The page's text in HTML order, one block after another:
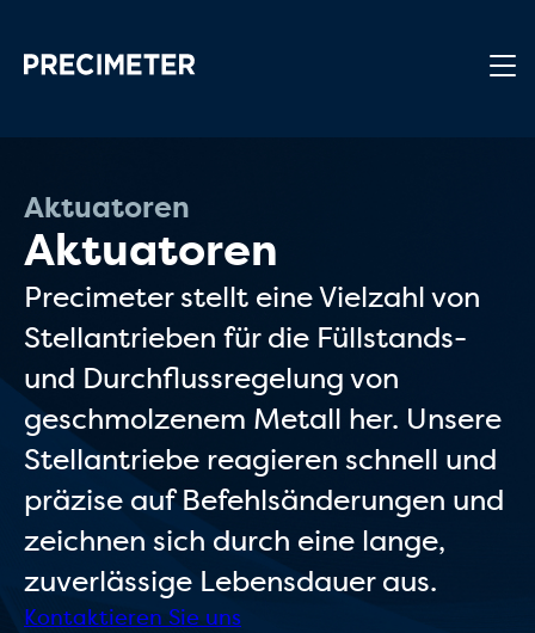
Aktuatoren
Aktuatoren
Precimeter stellt eine Vielzahl von
Stellantrieben für die Füllstands-
und Durchflussregelung von
geschmolzenem Metall her. Unsere
Stellantriebe reagieren schnell und
präzise auf Befehlsänderungen und
zeichnen sich durch eine lange,
zuverlässige Lebensdauer aus.
Kontaktieren Sie uns